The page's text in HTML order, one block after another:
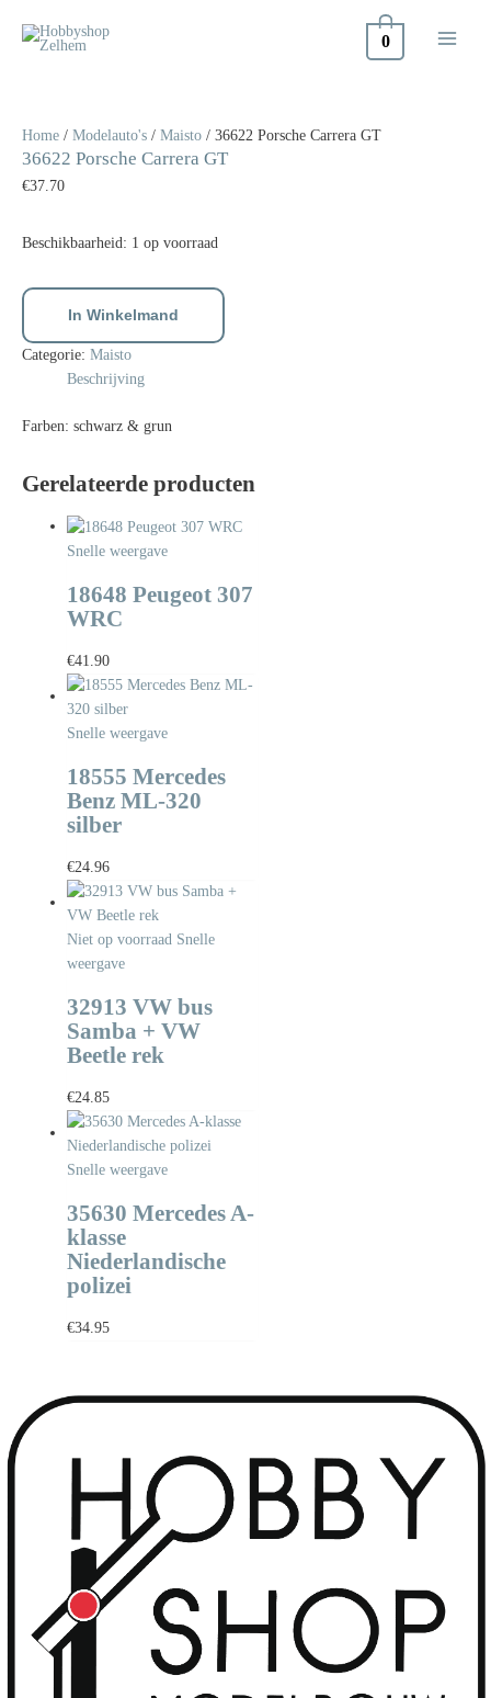
naar
0
Home / Modelauto's / Maisto / 36622 Porsche Carrera GT
36622 Porsche Carrera GT
€37.70
Beschikbaarheid: 1 op voorraad
Carrera
GT
aantal
In Winkelmand
Categorie: Maisto
Beschrijving
Farben: schwarz & grun
Gerelateerde producten
Snelle weergave
18648 Peugeot 307
WRC
€41.90
Snelle weergave
18555 Mercedes
Benz ML-320
silber
€24.96
Niet op voorraad Snelle
weergave
32913 VW bus
Samba + VW
Beetle rek
€24.85
Snelle weergave
35630 Mercedes A-
klasse
Niederlandische
polizei
€34.95